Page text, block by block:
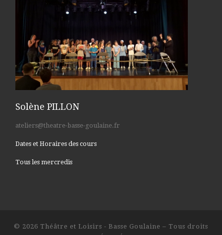
Solène PILLON
ateliers@theatre-basse-goulaine.fr
Dates et Horaires des cours
Tous les mercredis
© 2026 Théâtre et Loisirs - Basse Goulaine – Tous droits